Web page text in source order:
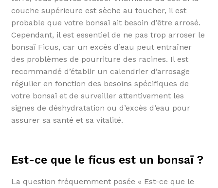
couche supérieure est sèche au toucher, il est
probable que votre bonsaï ait besoin d’être arrosé.
Cependant, il est essentiel de ne pas trop arroser le
bonsaï Ficus, car un excès d’eau peut entraîner
des problèmes de pourriture des racines. Il est
recommandé d’établir un calendrier d’arrosage
régulier en fonction des besoins spécifiques de
votre bonsaï et de surveiller attentivement les
signes de déshydratation ou d’excès d’eau pour
assurer sa santé et sa vitalité.
Est-ce que le ficus est un bonsaï ?
La question fréquemment posée « Est-ce que le